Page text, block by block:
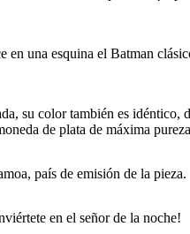
una esquina el Batman
su color también es idéntico,
de plata de máxima
país de emisión de la pieza.
en el señor de la noche!